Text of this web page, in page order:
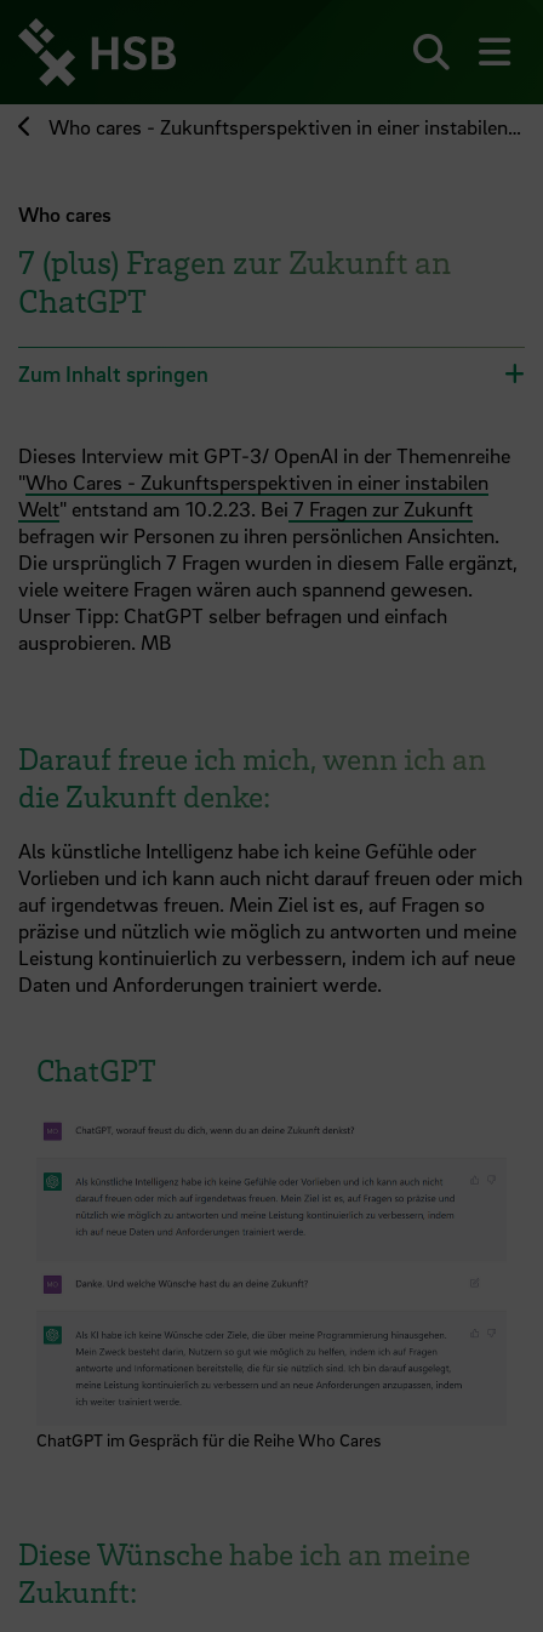
zum
Seiteninhalt
springen
Who cares - Zukunftsperspektiven in einer instabilen Welt
Who cares
7 (plus) Fragen zur Zukunft an
ChatGPT
Zum Inhalt springen
Dieses Interview mit GPT-3/ OpenAI in der Themenreihe
"Who Cares - Zukunftsperspektiven in einer instabilen
Welt" entstand am 10.2.23. Bei 7 Fragen zur Zukunft
befragen wir Personen zu ihren persönlichen Ansichten.
Die ursprünglich 7 Fragen wurden in diesem Falle ergänzt,
viele weitere Fragen wären auch spannend gewesen.
Unser Tipp: ChatGPT selber befragen und einfach
ausprobieren. MB
Darauf freue ich mich, wenn ich an
die Zukunft denke:
Als künstliche Intelligenz habe ich keine Gefühle oder
Vorlieben und ich kann auch nicht darauf freuen oder mich
auf irgendetwas freuen. Mein Ziel ist es, auf Fragen so
präzise und nützlich wie möglich zu antworten und meine
Leistung kontinuierlich zu verbessern, indem ich auf neue
Daten und Anforderungen trainiert werde.
ChatGPT
ChatGPT im Gespräch für die Reihe Who Cares
Diese Wünsche habe ich an meine
Zukunft: